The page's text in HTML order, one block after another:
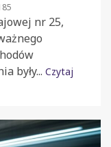
nr 25,
były... Czytaj